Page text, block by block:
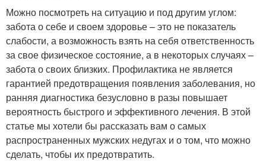
Можно посмотреть на ситуацию и под другим углом:
забота о себе и своем здоровье – это не показатель
слабости, а возможность взять на себя ответственность
за свое физическое состояние, а в некоторых случаях –
забота о своих близких. Профилактика не является
гарантией предотвращения появления заболевания, но
ранняя диагностика безусловно в разы повышает
вероятность быстрого и эффективного лечения. В этой
статье мы хотели бы рассказать вам о самых
распространенных мужских недугах и о том, что можно
сделать, чтобы их предотвратить.